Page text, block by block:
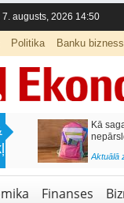
7. augusts, 2026 14:50
Politika Banku bizness
Kā
Aktuālā ziņa,
Finanses